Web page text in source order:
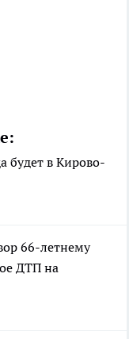
будет в Кирово-
66-летнему
ДТП на